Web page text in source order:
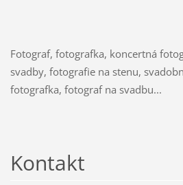
Fotograf, fotografka, koncertná
svadby, fotografie na stenu,
fotografka, fotograf na svadbu...
Kontakt